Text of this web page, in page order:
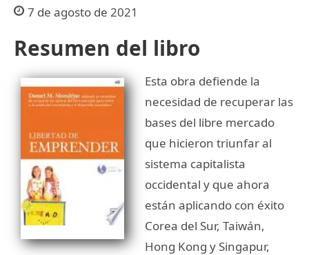
7 de agosto de 2021
Resumen del libro
Esta obra defiende la
necesidad de recuperar las
bases del libre mercado
que hicieron triunfar al
sistema capitalista
occidental y que ahora
están aplicando con éxito
Corea del Sur, Taiwán,
Hong Kong y Singapur,